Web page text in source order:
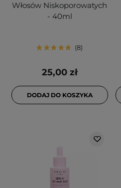
Włosów Niskoporowatych
- 40ml
8
25,00 zł
DODAJ DO KOSZYKA